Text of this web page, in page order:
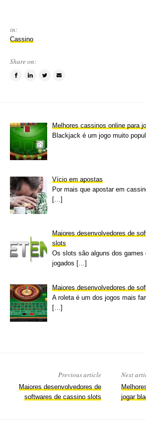
in:
Cassino
Share on:
Share Share Tweet Email
Melhores cassinos online para
Blackjack é um jogo muito
Vício em apostas
Por mais que apostar em
[…]
Maiores desenvolvedores de
slots
Os slots são alguns dos games
jogados […]
Maiores desenvolvedores de
A roleta é um dos jogos mais
[…]
Previous article
Maiores desenvolvedores de
softwares de cassino slots
Next
jogar